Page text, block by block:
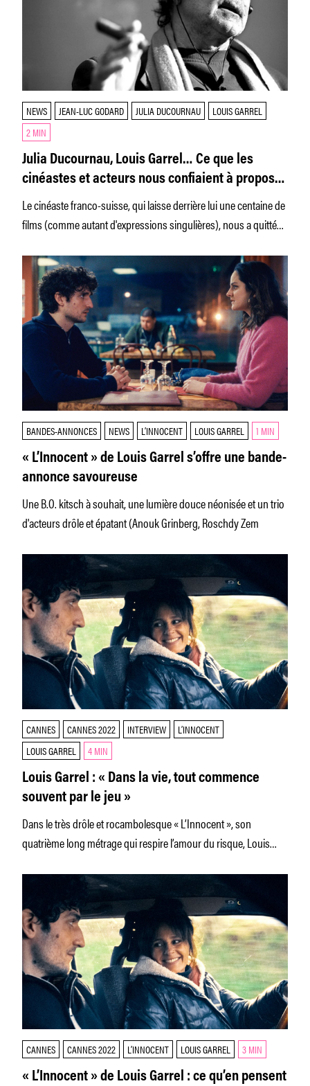
NEWS JEAN-LUC GODARD JULIA DUCOURNAU
LOUIS GARREL
2 MIN
Julia Ducournau, Louis Garrel… Ce que les
cinéastes et acteurs nous confiaient à propos
de Jean-Luc Godard
Le cinéaste franco-suisse, qui laisse derrière lui une centaine de
films (comme autant d'expressions singulières), nous a quittés
BANDES-ANNONCES NEWS L’INNOCENT LOUIS GARREL 1 MIN
« L’Innocent » de Louis Garrel s’offre une bande-
annonce savoureuse
Une B.O. kitsch à souhait, une lumière douce néonisée et un trio
d'acteurs drôle et épatant (Anouk Grinberg, Roschdy Zem
CANNES CANNES 2022 INTERVIEW
L’INNOCENT
LOUIS GARREL
4 MIN
Louis Garrel : « Dans la vie, tout commence
souvent par le jeu »
Dans le très drôle et rocambolesque « L’Innocent », son
quatrième long métrage qui respire l’amour du risque, Louis
CANNES CANNES 2022 L’INNOCENT LOUIS GARREL 3 MIN
« L’Innocent » de Louis Garrel : ce qu’en pensent